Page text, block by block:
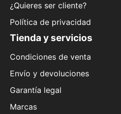
¿Quieres ser cliente?
Política de privacidad
Tienda y servicios
Condiciones de venta
Envío y devoluciones
Garantía legal
Marcas